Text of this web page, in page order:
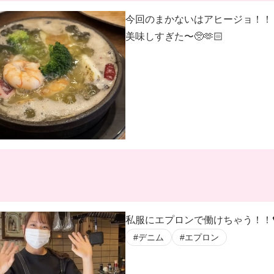
今回のまかないはアヒージョ！！
美味しすぎた〜🥺🫶🏻
私服にエプロンで働けちゃう！
#デニム #エプロン